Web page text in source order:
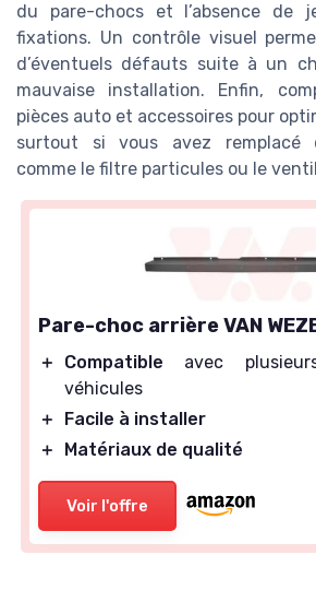
du pare-chocs et l’absence de
fixations. Un contrôle visuel
d’éventuels défauts suite à un
mauvaise installation. Enfin,
pièces auto et accessoires pour
surtout si vous avez remplacé
comme le filtre particules ou le
Pare-choc arrière VAN
＋ Compatible avec
véhicules
＋
Facile à installer
＋
Matériaux de qualité
Voir l'offre